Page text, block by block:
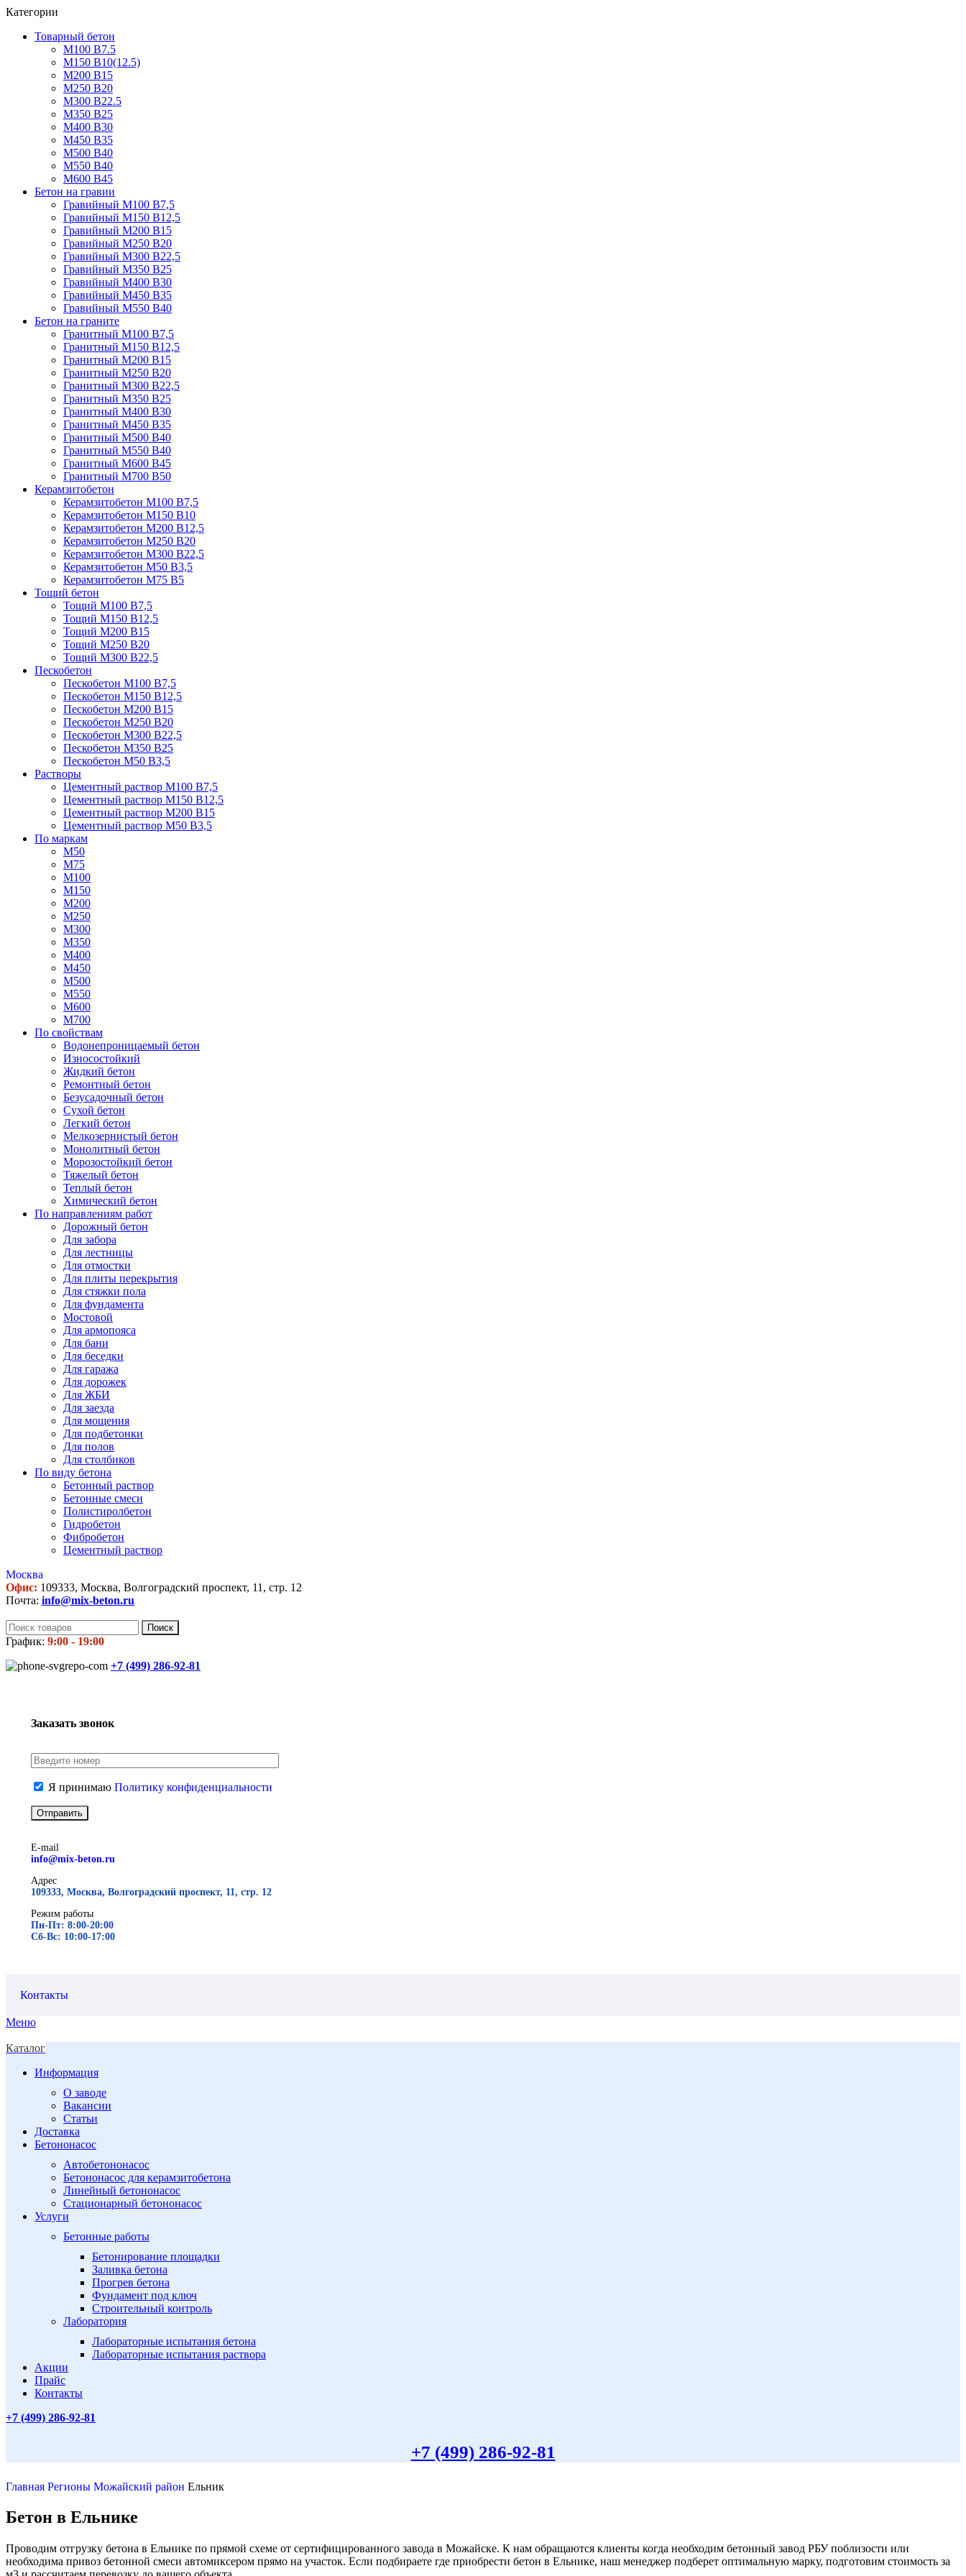
Категории
Товарный бетон
М100 В7.5
М150 В10(12.5)
М200 В15
М250 В20
М300 В22.5
М350 В25
М400 В30
М450 В35
М500 В40
М550 В40
М600 В45
Бетон на гравии
Гравийный М100 В7,5
Гравийный М150 В12,5
Гравийный М200 В15
Гравийный М250 В20
Гравийный М300 В22,5
Гравийный М350 В25
Гравийный М400 В30
Гравийный М450 В35
Гравийный М550 В40
Бетон на граните
Гранитный М100 В7,5
Гранитный М150 В12,5
Гранитный М200 В15
Гранитный М250 В20
Гранитный М300 В22,5
Гранитный М350 В25
Гранитный М400 В30
Гранитный М450 В35
Гранитный М500 В40
Гранитный М550 В40
Гранитный М600 В45
Гранитный М700 В50
Керамзитобетон
Керамзитобетон М100 В7,5
Керамзитобетон М150 В10
Керамзитобетон М200 В12,5
Керамзитобетон М250 В20
Керамзитобетон М300 В22,5
Керамзитобетон М50 В3,5
Керамзитобетон М75 В5
Тощий бетон
Тощий М100 В7,5
Тощий М150 В12,5
Тощий М200 В15
Тощий М250 В20
Тощий М300 В22,5
Пескобетон
Пескобетон М100 В7,5
Пескобетон М150 В12,5
Пескобетон М200 В15
Пескобетон М250 В20
Пескобетон М300 В22,5
Пескобетон М350 В25
Пескобетон М50 В3,5
Растворы
Цементный раствор М100 В7,5
Цементный раствор М150 В12,5
Цементный раствор М200 В15
Цементный раствор М50 В3,5
По маркам
М50
М75
М100
М150
М200
М250
М300
М350
М400
М450
М500
М550
М600
М700
По свойствам
Водонепроницаемый бетон
Износостойкий
Жидкий бетон
Ремонтный бетон
Безусадочный бетон
Сухой бетон
Легкий бетон
Мелкозернистый бетон
Монолитный бетон
Морозостойкий бетон
Тяжелый бетон
Теплый бетон
Химический бетон
По направлениям работ
Дорожный бетон
Для забора
Для лестницы
Для отмостки
Для плиты перекрытия
Для стяжки пола
Для фундамента
Мостовой
Для армопояса
Для бани
Для беседки
Для гаража
Для дорожек
Для ЖБИ
Для заезда
Для мощения
Для подбетонки
Для полов
Для столбиков
По виду бетона
Бетонный раствор
Бетонные смеси
Полистиролбетон
Гидробетон
Фибробетон
Цементный раствор
Москва
Офис: 109333, Москва, Волгоградский проспект, 11, стр. 12
Почта: info@mix-beton.ru
Поиск
График: 9:00 - 19:00
+7 (499) 286-92-81
Заказать звонок
Я принимаю Политику конфиденциальности
E-mail
info@mix-beton.ru
Адрес
109333, Москва, Волгоградский проспект, 11, стр. 12
Режим работы
Пн-Пт: 8:00-20:00
Сб-Вс: 10:00-17:00
Контакты
Меню
Каталог
Информация
О заводе
Вакансии
Статьи
Доставка
Бетононасос
Автобетононасос
Бетононасос для керамзитобетона
Линейный бетононасос
Стационарный бетононасос
Услуги
Бетонные работы
Бетонирование площадки
Заливка бетона
Прогрев бетона
Фундамент под ключ
Строительный контроль
Лаборатория
Лабораторные испытания бетона
Лабораторные испытания раствора
Акции
Прайс
Контакты
+7 (499) 286-92-81
+7 (499) 286-92-81
Главная Регионы Можайский район Ельник
Бетон в Ельнике
Проводим отгрузку бетона в Ельнике по прямой схеме от сертифицированного завода в Можайске. К нам обращаются клиенты когда необходим бетонный завод РБУ поблизости или
необходима привоз бетонной смеси автомиксером прямо на участок. Если подбираете где приобрести бетон в Ельнике, наш менеджер подберет оптимальную марку, подготовим стоимость за